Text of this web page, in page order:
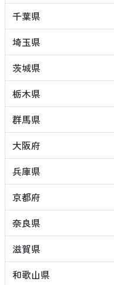
千葉県
埼玉県
茨城県
栃木県
群馬県
大阪府
兵庫県
京都府
奈良県
滋賀県
和歌山県